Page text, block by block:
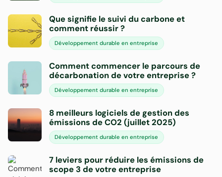
Que signifie le suivi du carbone et
comment réussir ?
Développement durable en entreprise
Comment commencer le parcours de
décarbonation de votre entreprise ?
Développement durable en entreprise
8 meilleurs logiciels de gestion des
émissions de CO2 (juillet 2025)
Développement durable en entreprise
7 leviers pour réduire les émissions de
scope 3 de votre entreprise